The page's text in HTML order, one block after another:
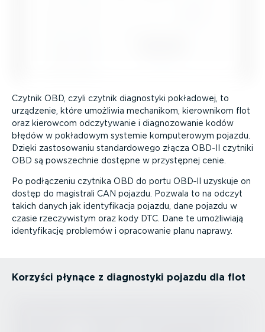
Czytnik OBD, czyli czytnik diagnostyki pokładowej, to
urządzenie, które umożliwia mechanikom, kierownikom flot
oraz kierowcom odczy­ty­wanie i diagno­zo­wanie kodów
błędów w pokładowym systemie kompu­te­rowym pojazdu.
Dzięki zasto­so­waniu standar­dowego złącza OBD-II czytniki
OBD są powszechnie dostępne w przystępnej cenie.
Po podłączeniu czytnika OBD do portu OBD‑II uzyskuje on
dostęp do magistrali CAN pojazdu. Pozwala to na odczyt
takich danych jak identy­fi­kacja pojazdu, dane pojazdu w
czasie rzeczy­wistym oraz kody DTC. Dane te umożliwiają
identy­fi­kację problemów i opracowanie planu naprawy.
Korzyści płynące z diagnostyki pojazdu dla flot